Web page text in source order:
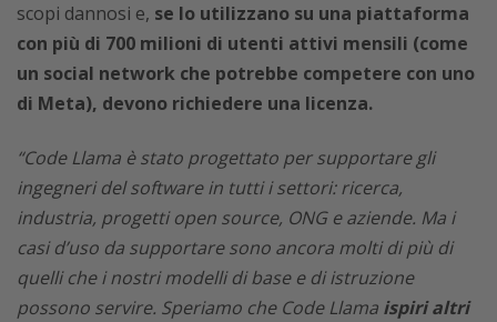
scopi dannosi e, se lo utilizzano su una piattaforma
con più di 700 milioni di utenti attivi mensili (come
un social network che potrebbe competere con uno
di Meta), devono richiedere una licenza.
“Code Llama è stato progettato per supportare gli
ingegneri del software in tutti i settori: ricerca,
industria, progetti open source, ONG e aziende. Ma i
casi d’uso da supportare sono ancora molti di più di
quelli che i nostri modelli di base e di istruzione
possono servire. Speriamo che Code Llama ispiri altri